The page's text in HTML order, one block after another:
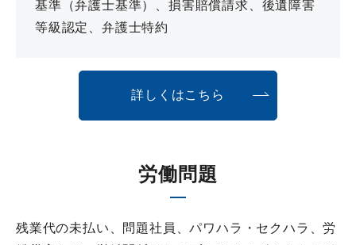
基準（弁護士基準）、損害賠償請求、後遺障害
等級認定、弁護士特約
詳しくはこちら
労働問題
残業代の未払い、問題社員、パワハラ・セクハラ、労